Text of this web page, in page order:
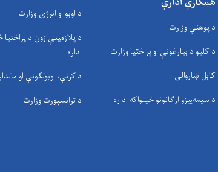
د پوهنې وزارت
د کلیو د بیارغونې او پراختیا وزارت
کابل ښاروالی
د سيمه‌ييزو ارګانونو خپلواکه اداره
د اوبو او انرژۍ وزارت
د پلازمینې زون د پراختیا
اداره
د کرنې، اوبولګونې او
د ترانسپورت وزارت